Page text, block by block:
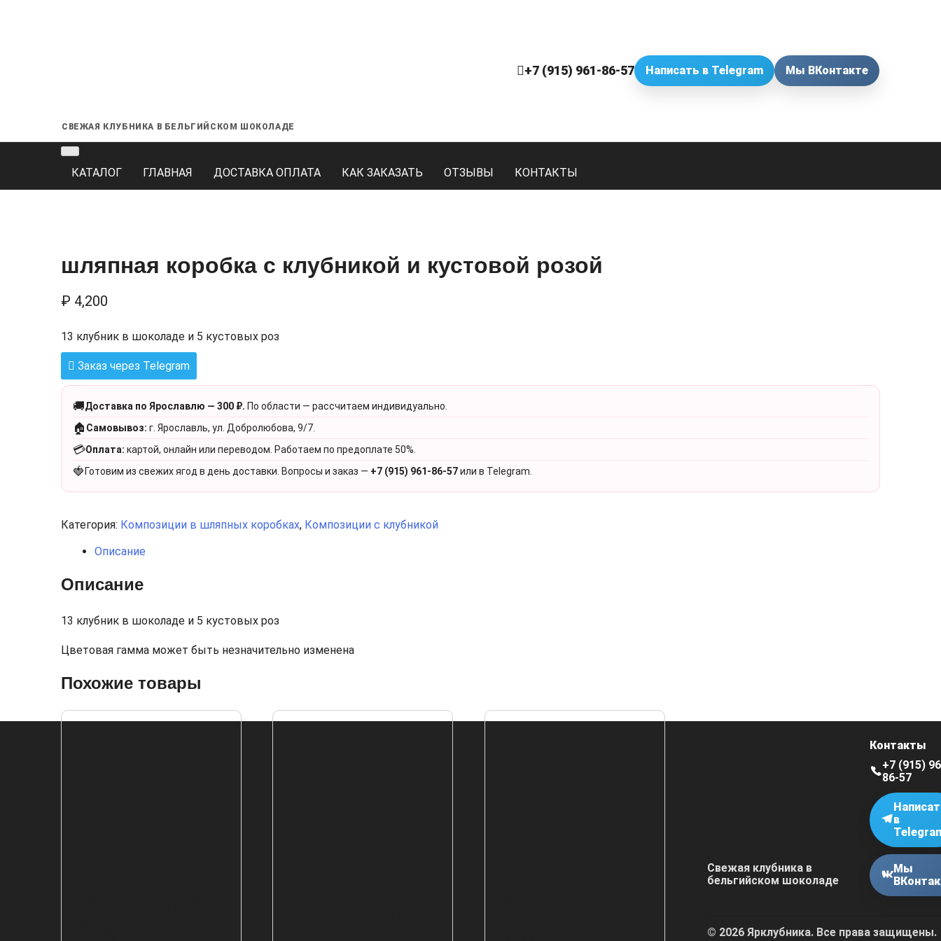
СВЕЖАЯ КЛУБНИКА В БЕЛЬГИЙСКОМ ШОКОЛАДЕ
+7 (915) 961-86-57 Написать в Telegram Мы ВКонтакте
КАТАЛОГ ГЛАВНАЯ ДОСТАВКА ОПЛАТА КАК ЗАКАЗАТЬ ОТЗЫВЫ КОНТАКТЫ
шляпная коробка с клубникой и кустовой розой
₽ 4,200
13 клубник в шоколаде и 5 кустовых роз
Заказ через Telegram
🚚Доставка по Ярославлю — 300 ₽. По области — рассчитаем индивидуально.
🏠 Самовывоз: г. Ярославль, ул. Добролюбова, 9/7.
💳Оплата: картой, онлайн или переводом. Работаем по предоплате 50%.
🍓 Готовим из свежих ягод в день доставки. Вопросы и заказ — +7 (915) 961-86-57или в Telegram.
Категория: Композиции в шляпных коробках, Композиции с клубникой
Описание
Описание
13 клубник в шоколаде и 5 кустовых роз
Цветовая гамма может быть незначительно изменена
Похожие товары
Свежая клубника в
бельгийском шоколаде
Контакты
+7 (915)
86-57
в
Мы
© 2026 Ярклубника. Все права защищены.